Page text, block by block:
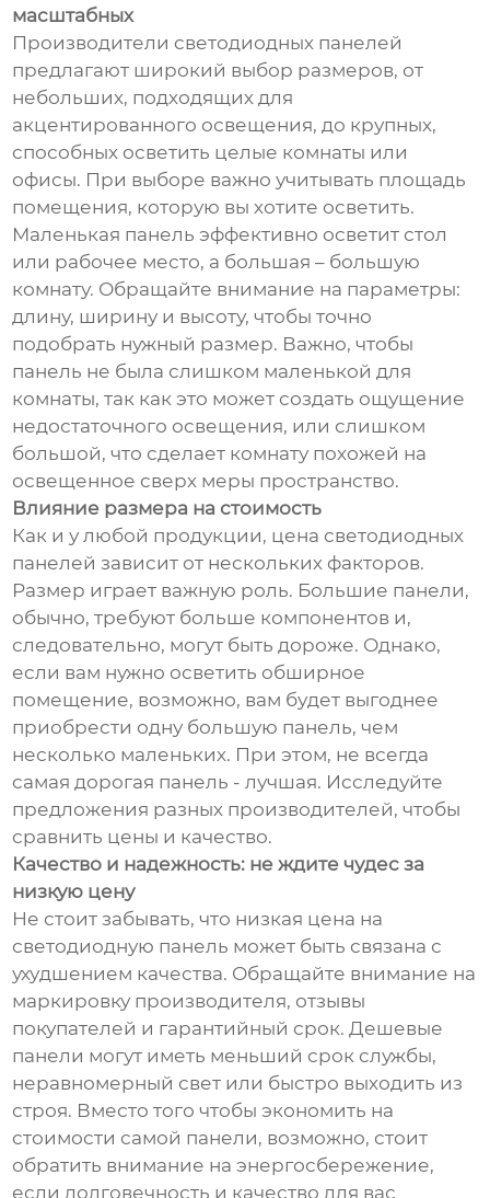
масштабных
Производители светодиодных панелей
предлагают широкий выбор размеров, от
небольших, подходящих для
акцентированного освещения, до крупных,
способных осветить целые комнаты или
офисы. При выборе важно учитывать площадь
помещения, которую вы хотите осветить.
Маленькая панель эффективно осветит стол
или рабочее место, а большая – большую
комнату. Обращайте внимание на параметры:
длину, ширину и высоту, чтобы точно
подобрать нужный размер. Важно, чтобы
панель не была слишком маленькой для
комнаты, так как это может создать ощущение
недостаточного освещения, или слишком
большой, что сделает комнату похожей на
освещенное сверх меры пространство.
Влияние размера на стоимость
Как и у любой продукции, цена светодиодных
панелей зависит от нескольких факторов.
Размер играет важную роль. Большие панели,
обычно, требуют больше компонентов и,
следовательно, могут быть дороже. Однако,
если вам нужно осветить обширное
помещение, возможно, вам будет выгоднее
приобрести одну большую панель, чем
несколько маленьких. При этом, не всегда
самая дорогая панель - лучшая. Исследуйте
предложения разных производителей, чтобы
сравнить цены и качество.
Качество и надежность: не ждите чудес за
низкую цену
Не стоит забывать, что низкая цена на
светодиодную панель может быть связана с
ухудшением качества. Обращайте внимание на
маркировку производителя, отзывы
покупателей и гарантийный срок. Дешевые
панели могут иметь меньший срок службы,
неравномерный свет или быстро выходить из
строя. Вместо того чтобы экономить на
стоимости самой панели, возможно, стоит
обратить внимание на энергосбережение,
если долговечность и качество для вас